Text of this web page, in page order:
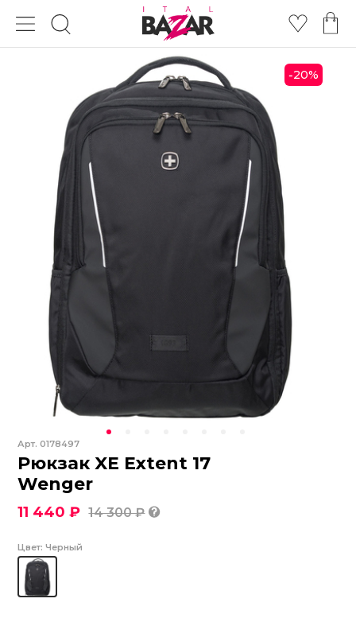
-20%
Арт.0178497
Рюкзак XE Extent 17
Wenger
11 440 ₽ 14 300 ₽
Цвет: Черный